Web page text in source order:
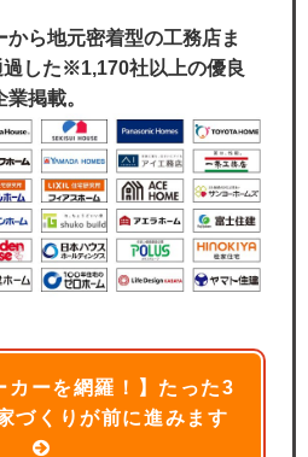
から地元密着型の工務店ま
した※1,170社以上の優良
業掲載。
カーを網羅！】たった3
づくりが前に進みます